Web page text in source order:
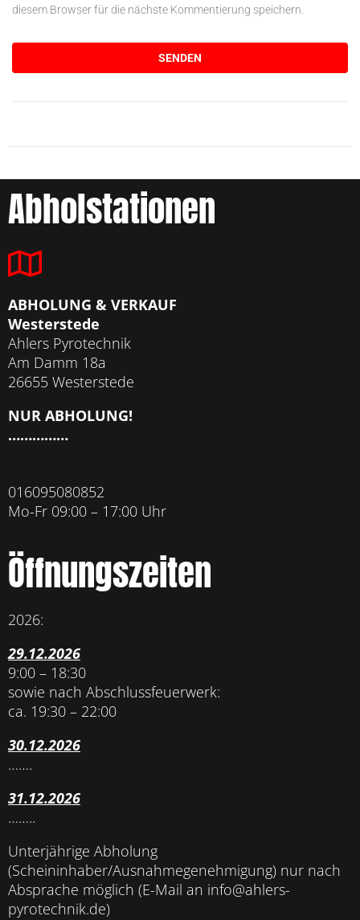
diesem Browser für die nächste Kommentierung speichern.
Abholstationen
ABHOLUNG & VERKAUF
Westerstede
Ahlers Pyrotechnik
Am Damm 18a
26655 Westerstede
NUR ABHOLUNG!
……………
016095080852
Mo-Fr 09:00 – 17:00 Uhr
Öffnungszeiten
2026:
29.12.2026
9:00 – 18:30
sowie nach Abschlussfeuerwerk:
ca. 19:30 – 22:00
30.12.2026
…….
31.12.2026
……..
Unterjährige Abholung
(Scheininhaber/Ausnahmegenehmigung) nur nach
Absprache möglich (E-Mail an info@ahlers-
pyrotechnik.de)